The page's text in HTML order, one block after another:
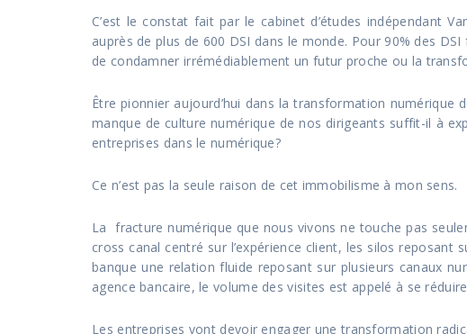
C’est le constat fait par le cabinet d’études indépendant
auprès de plus de 600 DSI dans le monde. Pour 90% des
de condamner irrémédiablement un futur proche ou la
Être pionnier aujourd’hui dans la transformation numérique
manque de culture numérique de nos dirigeants suffit-il à
entreprises dans le numérique?
Ce n’est pas la seule raison de cet immobilisme à mon sens.
La fracture numérique que nous vivons ne touche pas
cross canal centré sur l’expérience client, les silos
banque une relation fluide reposant sur plusieurs canaux
agence bancaire, le volume des visites est appelé à se
Les entreprises vont devoir engager une transformation